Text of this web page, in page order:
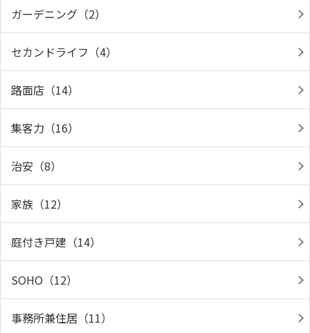
ガーデニング（2）
セカンドライフ（4）
路面店（14）
集客力（16）
治安（8）
家族（12）
庭付き戸建（14）
SOHO（12）
事務所兼住居（11）